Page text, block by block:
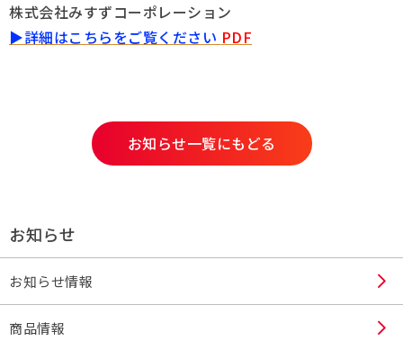
株式会社みすずコーポレーション
▶詳細はこちらをご覧ください PDF
お知らせ一覧にもどる
お知らせ
お知らせ情報
商品情報